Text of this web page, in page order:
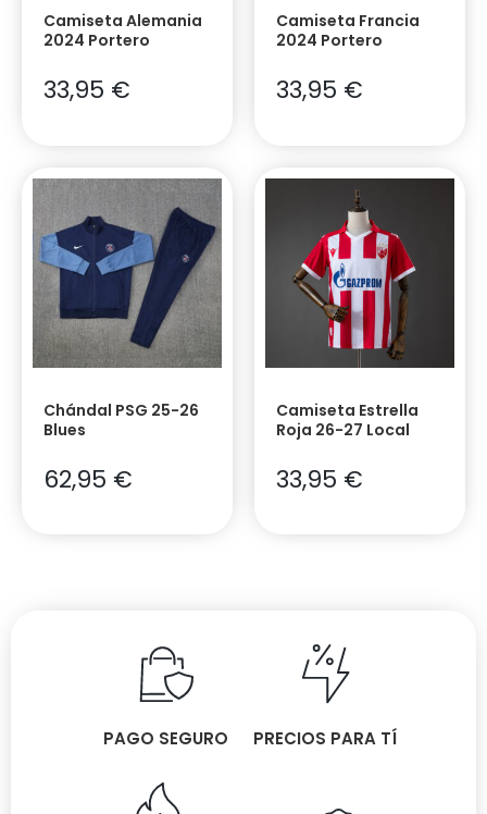
Camiseta Alemania
2024 Portero
33,95 €
Camiseta Francia
2024 Portero
33,95 €
Chándal PSG 25-26
Blues
62,95 €
Camiseta Estrella
Roja 26-27 Local
33,95 €
PAGO SEGURO PRECIOS PARA TÍ